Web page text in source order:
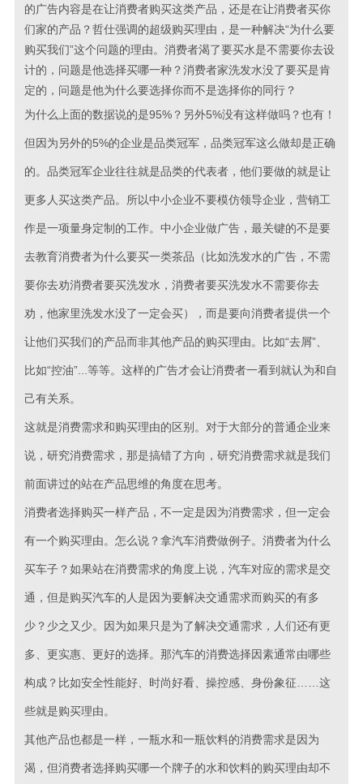
的广告内容是在让消费者购买这类产品，还是在让消费者买你
们家的产品？哲仕强调的超级购买理由，是一种解决“为什么要
购买我们”这个问题的理由。消费者渴了要买水是不需要你去设
计的，问题是他选择买哪一种？消费者家洗发水没了要买是肯
定的，问题是他为什么要选择你而不是选择你的同行？
为什么上面的数据说的是95%？另外5%没有这样做吗？也有！
但因为另外的5%的企业是品类冠军，品类冠军这么做却是正确
的。品类冠军企业往往就是品类的代表者，他们要做的就是让
更多人买这类产品。所以中小企业不要模仿领导企业，营销工
作是一项量身定制的工作。中小企业做广告，最关键的不是要
去教育消费者为什么要买一类茶品（比如洗发水的广告，不需
要你去劝消费者要买洗发水，消费者要买洗发水不需要你去
劝，他家里洗发水没了一定会买），而是要向消费者提供一个
让他们买我们的产品而非其他产品的购买理由。比如“去屑”、
比如“控油”...等等。这样的广告才会让消费者一看到就认为和自
己有关系。
这就是消费需求和购买理由的区别。对于大部分的普通企业来
说，研究消费需求，那是搞错了方向，研究消费需求就是我们
前面讲过的站在产品思维的角度在思考。
消费者选择购买一样产品，不一定是因为消费需求，但一定会
有一个购买理由。怎么说？拿汽车消费做例子。消费者为什么
买车子？如果站在消费需求的角度上说，汽车对应的需求是交
通，但是购买汽车的人是因为要解决交通需求而购买的有多
少？少之又少。因为如果只是为了解决交通需求，人们还有更
多、更实惠、更好的选择。那汽车的消费选择因素通常由哪些
构成？比如安全性能好、时尚好看、操控感、身份象征……这
些就是购买理由。
其他产品也都是一样，一瓶水和一瓶饮料的消费需求是因为
渴，但消费者选择购买哪一个牌子的水和饮料的购买理由却不